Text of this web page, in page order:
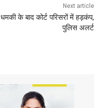
Next article
धमकी के बाद कोर्ट परिसरों में हड़कंप,
पुलिस अलर्ट